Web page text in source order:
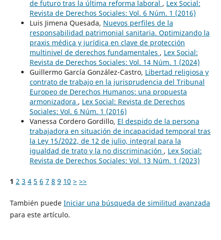
de futuro tras la última reforma laboral , Lex Social:
Revista de Derechos Sociales: Vol. 6 Núm. 1 (2016)
Luis Jimena Quesada, Nuevos perfiles de la
responsabilidad patrimonial sanitaria. Optimizando la
praxis médica y jurídica en clave de protección
multinivel de derechos fundamentales , Lex Social:
Revista de Derechos Sociales: Vol. 14 Núm. 1 (2024)
Guillermo García González-Castro, Libertad religiosa y
contrato de trabajo en la jurisprudencia del Tribunal
Europeo de Derechos Humanos: una propuesta
armonizadora , Lex Social: Revista de Derechos
Sociales: Vol. 6 Núm. 1 (2016)
Vanessa Cordero Gordillo, El despido de la persona
trabajadora en situación de incapacidad temporal tras
la Ley 15/2022, de 12 de julio, integral para la
igualdad de trato y la no discriminación , Lex Social:
Revista de Derechos Sociales: Vol. 13 Núm. 1 (2023)
1 2 3 4 5 6 7 8 9 10 > >>
También puede Iniciar una búsqueda de similitud avanzada
para este artículo.